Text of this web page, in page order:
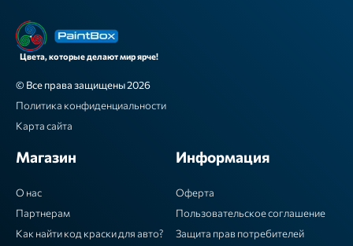
Цвета, которые делают мир ярче!
© Все права защищены 2026
Политика конфиденциальности
Карта сайта
Магазин
О нас
Партнерам
Как найти код краски для авто?
Информация
Оферта
Пользовательское соглашение
Защита прав потребителей